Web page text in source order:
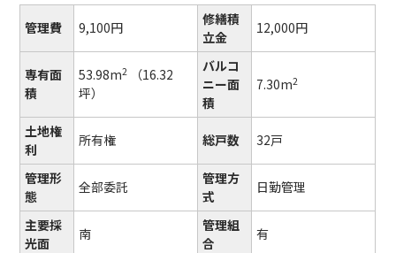
管理費 9,100円
修繕積
立金
12,000円
専有面
積
53.98m2
（16.32
坪）
バルコ
ニー面
積
7.30m2
土地権
利
所有権 総戸数 32戸
管理形
態
全部委託
管理方
式
日勤管理
主要採
光面
南
管理組
合
有